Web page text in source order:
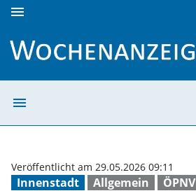
menu
menu
Innenstadt Allgemein ÖPNV
Veröffentlicht am 29.05.2026 09:11